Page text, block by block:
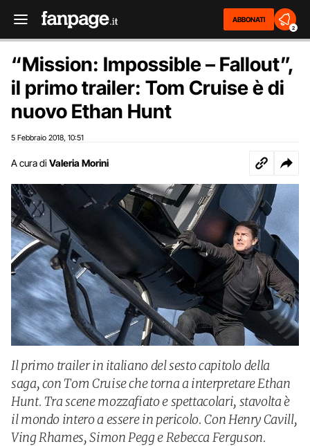
ABBONATI
2
“Mission: Impossible – Fallout”,
il primo trailer: Tom Cruise è di
nuovo Ethan Hunt
5 Febbraio 2018 10:51
A cura di Valeria Morini
Il primo trailer in italiano del sesto capitolo della
saga, con Tom Cruise che torna a interpretare Ethan
Hunt. Tra scene mozzafiato e spettacolari, stavolta è
il mondo intero a essere in pericolo. Con Henry Cavill,
Ving Rhames, Simon Pegg e Rebecca Ferguson.